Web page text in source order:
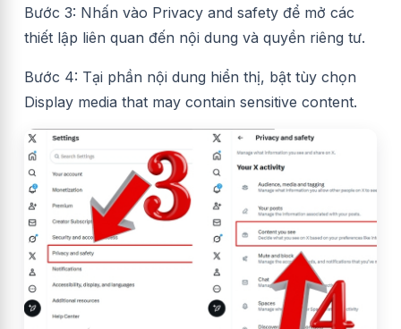
Bước 3: Nhấn vào Privacy and safety để mở các
thiết lập liên quan đến nội dung và quyền riêng tư.
Bước 4: Tại phần nội dung hiển thị, bật tùy chọn
Display media that may contain sensitive content.